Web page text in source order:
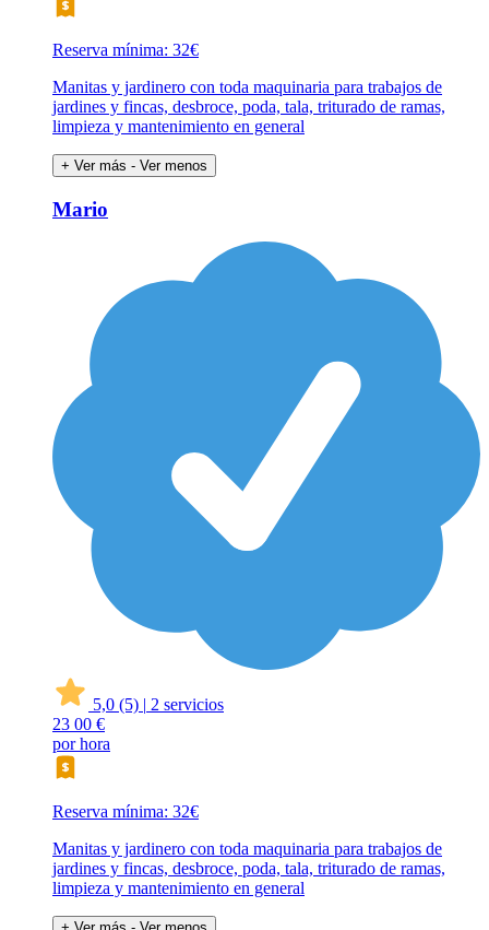
Reserva mínima: 32€
Manitas y jardinero con toda maquinaria para trabajos de
jardines y fincas, desbroce, poda, tala, triturado de ramas,
limpieza y mantenimiento en general
+ Ver más - Ver menos
Mario
5,0 (5) | 2 servicios
23 00 €
por hora
Reserva mínima: 32€
Manitas y jardinero con toda maquinaria para trabajos de
jardines y fincas, desbroce, poda, tala, triturado de ramas,
limpieza y mantenimiento en general